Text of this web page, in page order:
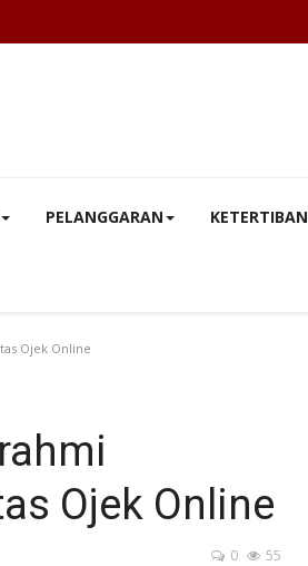
PELANGGARAN KETERTIBAN
Ojek Online
Ojek Online
0 55